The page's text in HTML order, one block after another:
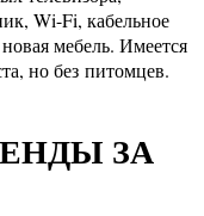
Wi-Fi, кабельное
мебель. Имеется
но без питомцев.
ЗА